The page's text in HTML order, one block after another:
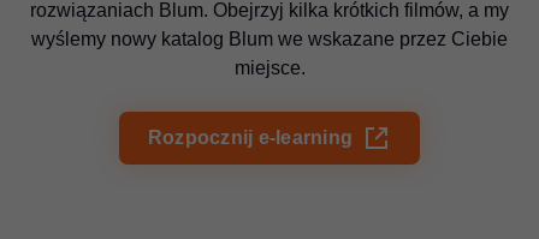
rozwiązaniach Blum. Obejrzyj kilka krótkich filmów, a my
wyślemy nowy katalog Blum we wskazane przez Ciebie
miejsce.
Rozpocznij e-learning